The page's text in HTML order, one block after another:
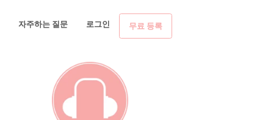
자주하는 질문 로그인 무료 등록